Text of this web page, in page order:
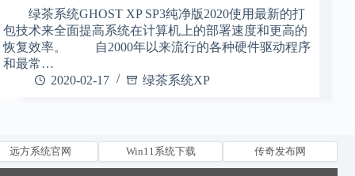
绿茶系统GHOST XP SP3纯净版2020使用最新的打
包技术来全面提高系统在计算机上的部署速度和更高的
恢复效率。 自2000年以来流行的各种硬件驱动程序
和最常…
2020-02-17
绿茶系统XP
远方系统官网 Win11系统下载 传奇发布网